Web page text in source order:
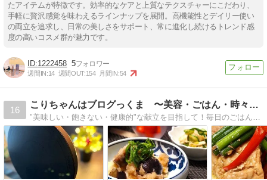
たアイテムが特徴です。効率的なケアと上質なテクスチャーにこだわり、
手軽に贅沢感覚を味わえるラインナップを展開。高機能性とデイリー使い
の両立を追求し、日常の美しさをサポート、常に進化し続けるトレンド感
度の高いコスメ群が魅力です。
1222458 5
週間IN:14 週間OUT:154 月間IN:54
16
こりちゃんはブログっくま 〜美容・ごはん・時々暴走〜
"美味しい・飽きない・健康的"な献立を目指して！毎日のごはんと旦那さんとのきままな日常を中心に、美容・ハマっているものなど。お酒や外食、出前も好き。2024年、薬膳勉強中。